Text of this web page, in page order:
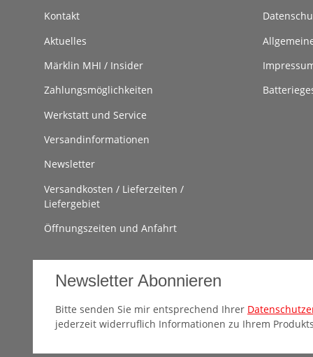
Kontakt
Aktuelles
Märklin MHI / Insider
Zahlungsmöglichkeiten
Werkstatt und Service
Versandinformationen
Newsletter
Versandkosten / Lieferzeiten /
Liefergebiet
Öffnungszeiten und Anfahrt
Newsletter Abonnieren
Bitte senden Sie mir entsprechend Ihrer
jederzeit widerruflich Informationen zu Ihrem